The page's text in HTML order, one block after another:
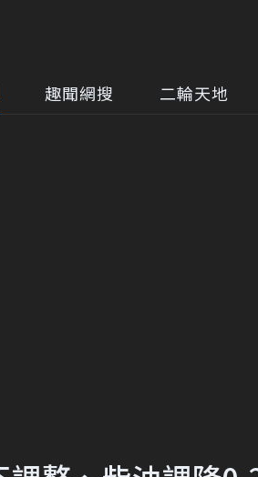
趣聞網搜 二輪天地